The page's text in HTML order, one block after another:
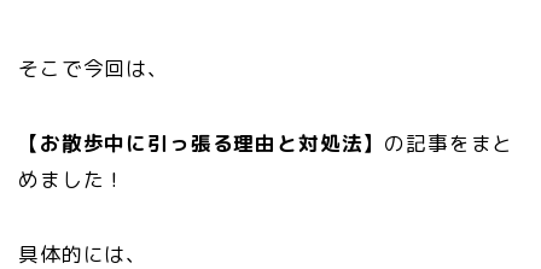
そこで今回は、
【お散歩中に引っ張る理由と対処法】 の記事をまと
めました！
具体的には、